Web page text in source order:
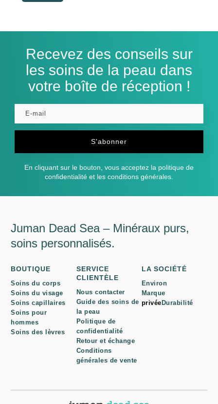
Recevez des conseils sur
les soins de la peau dans
votre boîte de réception !
S'abonner
En cliquant sur le bouton, vous acceptez la politique de
confidentialité et les conditions générales.
Juman Dead Sea – Minéraux purs,
soins personnalisés.
BOUTIQUE
Soins du corps
Soins du visage
Soins capillaires
Soins pour
hommes
Soins des lèvres
SERVICE
CLIENTÈLE
Nous contacter
Guide des soins de
la peau
Politique de
confidentialité
Retour et échange
Conditions
générales de vente
LA SOCIÉTÉ
Environ
Marque
privée Durabilité